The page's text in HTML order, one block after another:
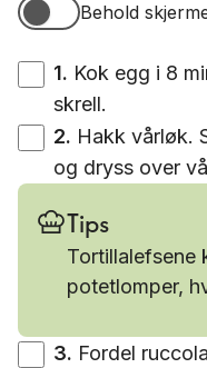
Behold skjermen på
Behold
1. Kok egg i 8
skrell.
2. Hakk vårløk.
og dryss over
Tips
Tortillalefsene
potetlomper,
3. Fordel